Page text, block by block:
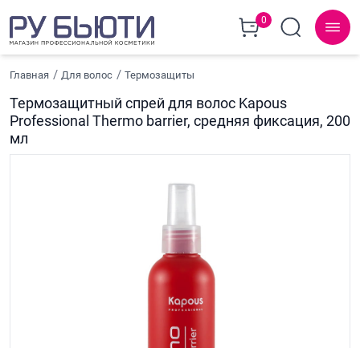
0
Главная Для волос Термозащиты
Термозащитный спрей для волос Kapous
Professional Thermo barrier, средняя фиксация, 200
мл